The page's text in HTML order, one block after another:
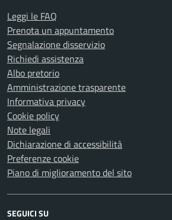
Leggi le FAQ
Prenota un appuntamento
Segnalazione disservizio
Richiedi assistenza
Albo pretorio
Amministrazione trasparente
Informativa privacy
Cookie policy
Note legali
Dichiarazione di accessibilità
Preferenze cookie
Piano di miglioramento del sito
SEGUICI SU